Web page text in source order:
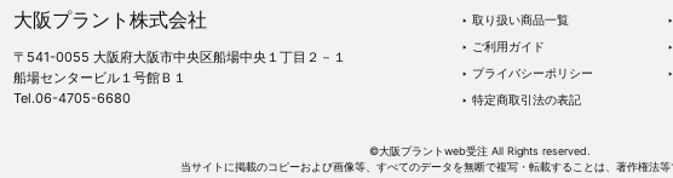
大阪プラント株式会社
〒541-0055 大阪府大阪市中央区船場中央１丁目２－１
船場センタービル１号館Ｂ１
Tel.06-4705-6680
‣ 取り扱い商品一覧
‣ ご利用ガイド
‣ プライバシーポリシー
‣ 特定商取引法の表記
©大阪プラントweb受注 All Rights reserved.
当サイトに掲載のコピーおよび画像等、すべてのデータを無断で複写・転載することは、著作権法等